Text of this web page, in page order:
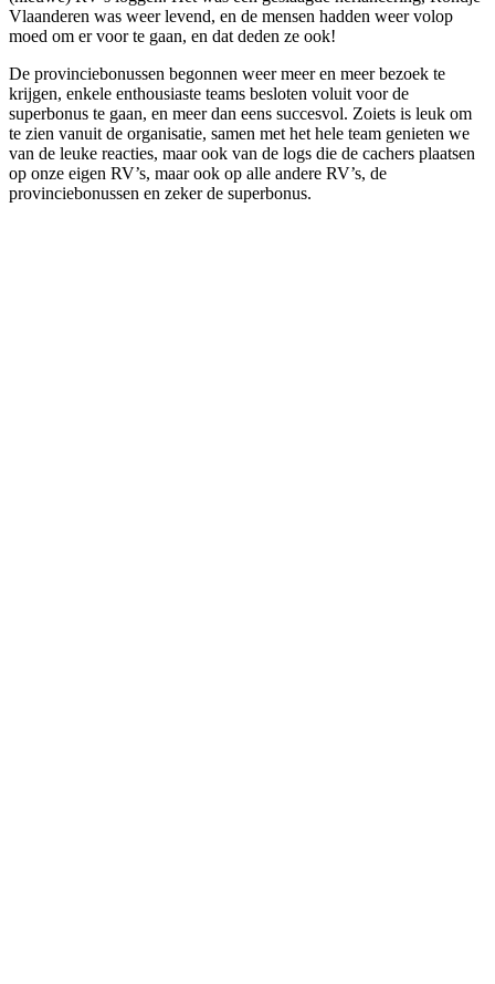
Vlaanderen was weer levend, en de mensen hadden weer volop
moed om er voor te gaan, en dat deden ze ook!
De provinciebonussen begonnen weer meer en meer bezoek te
krijgen, enkele enthousiaste teams besloten voluit voor de
superbonus te gaan, en meer dan eens succesvol. Zoiets is leuk om
te zien vanuit de organisatie, samen met het hele team genieten we
van de leuke reacties, maar ook van de logs die de cachers plaatsen
op onze eigen RV’s, maar ook op alle andere RV’s, de
provinciebonussen en zeker de superbonus.